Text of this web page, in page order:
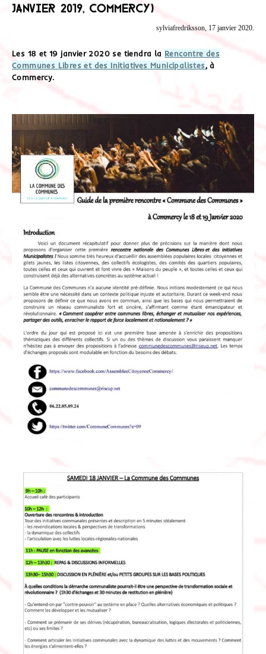
janvier 2019, Commercy)
sylviafredriksson, 17 janvier 2020.
Les 18 et 19 janvier 2020 se tiendra la Rencontre des
Communes Libres et des Initiatives Municipalistes, à
Commercy.